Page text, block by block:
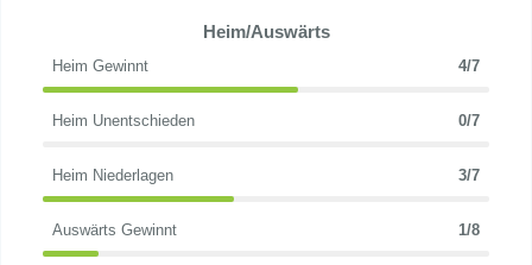
Heim/Auswärts
Heim Gewinnt 4/7
Heim Unentschieden 0/7
Heim Niederlagen 3/7
Auswärts Gewinnt 1/8